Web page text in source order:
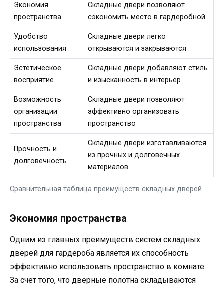
Сравнительная таблица преимуществ складных дверей
Экономия
пространства
Складные двери позволяют
сэкономить место в гардеробной
Удобство
использования
Складные двери легко
открываются и закрываются
Эстетическое
восприятие
Складные двери добавляют стиль
и изысканность в интерьер
Возможность
организации
пространства
Складные двери позволяют
эффективно организовать
пространство
Прочность и
долговечность
Складные двери изготавливаются
из прочных и долговечных
материалов
Экономия пространства
Одним из главных преимуществ систем складных
дверей для гардероба является их способность
эффективно использовать пространство в комнате.
За счет того, что дверные полотна складываются